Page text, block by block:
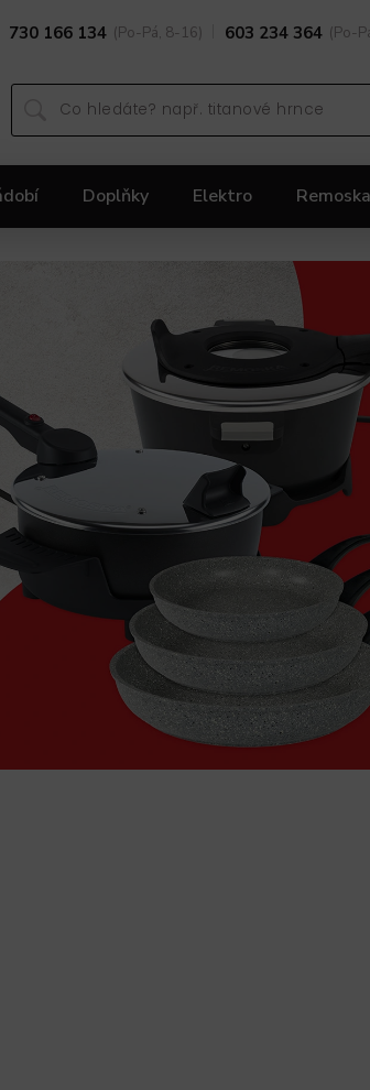
730 166 134 (Po-Pá, 8-16) 603 234 364 (Po-
Doplňky Elektro Remoska
Black Friday 2025 Akční